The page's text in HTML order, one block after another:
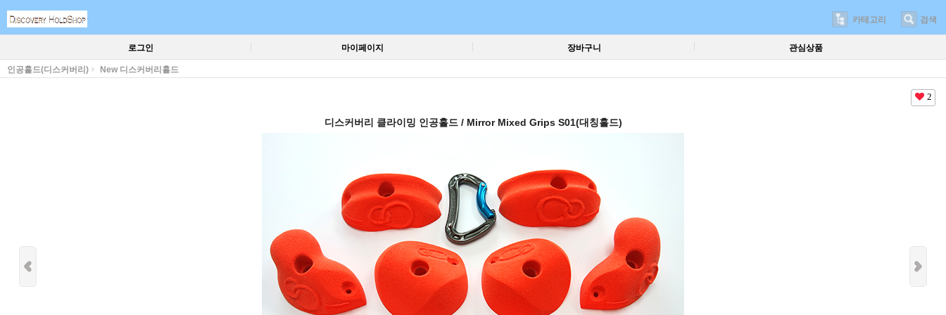
카테고리 검색
로그인 마이페이지 장바구니 관심상품
인공홀드(디스커버리) New 디스커버리홀드
2
디스커버리 클라이밍 인공홀드 / Mirror Mixed Grips S01(대칭홀드)